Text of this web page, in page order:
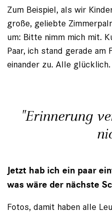
Zum Beispiel, als wir
große, geliebte
um: Bitte nimm mich mit.
Paar, ich stand gerade
einander zu. Alle glücklich.
"Erinnerung
Jetzt hab ich ein paar
was wäre der nächste
Fotos, damit haben alle